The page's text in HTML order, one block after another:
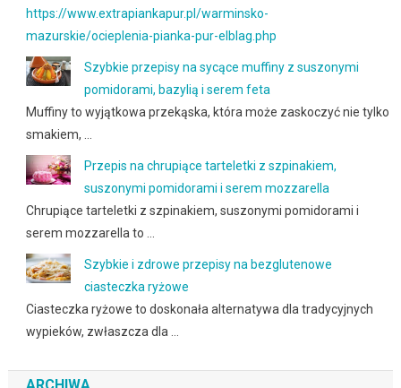
https://www.extrapiankapur.pl/warminsko-
mazurskie/ocieplenia-pianka-pur-elblag.php
Szybkie przepisy na sycące muffiny z suszonymi
pomidorami, bazylią i serem feta
Muffiny to wyjątkowa przekąska, która może zaskoczyć nie tylko
smakiem, …
Przepis na chrupiące tarteletki z szpinakiem,
suszonymi pomidorami i serem mozzarella
Chrupiące tarteletki z szpinakiem, suszonymi pomidorami i
serem mozzarella to …
Szybkie i zdrowe przepisy na bezglutenowe
ciasteczka ryżowe
Ciasteczka ryżowe to doskonała alternatywa dla tradycyjnych
wypieków, zwłaszcza dla …